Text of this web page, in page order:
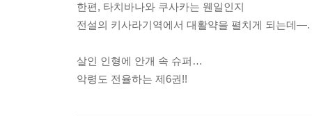
한편, 타치바나와 쿠사카는 웬일인지
전설의 키사라기역에서 대활약을 펼치게 되는데—.
살인 인형에 안개 속 슈퍼…
악령도 전율하는 제6권!!